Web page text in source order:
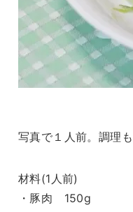
写真で１人前。調理
材料(1人前)
・豚肉 150g